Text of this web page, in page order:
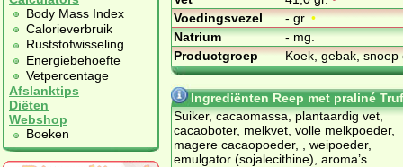
Body Mass Index
Calorieverbruik
Ruststofwisseling
Energiebehoefte
Vetpercentage
Afslanktips
Diëten
Webshop
Boeken
Voedingsvezel
- gr.•
Natrium
- mg.
Productgroep
Koek, gebak,
Ingrediënten Reep met praliné
Suiker, cacaomassa, plantaardig vet,
cacaoboter, melkvet, volle melkpoeder,
magere cacaopoeder, , weipoeder,
emulgator (sojalecithine), aroma’s.